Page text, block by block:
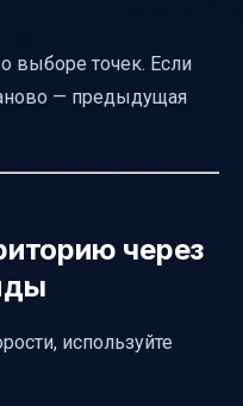
выборе точек. Если
— предыдущая
через
используйте